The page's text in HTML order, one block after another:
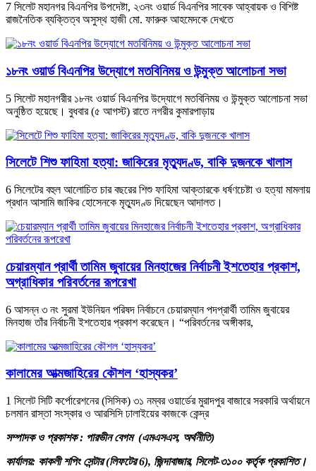
7 সিলেট মহানগর বিএনপির উপদেষ্টা, ২৩নং ওয়ার্ড বিএনপির সাবেক আহ্বায়ক ও বিশিষ্ট
রাজনৈতিক ব্যক্তিত্ব অসুস্থ হাজী মো. ফারুক আহমেদকে দেখতে
১৮নং ওয়ার্ড বিএনপির উদ্যোগে মতবিনিময় ও উন্মুক্ত আলোচনা সভা
5 সিলেট মহানগরীর ১৮নং ওয়ার্ড বিএনপির উদ্যোগে মতবিনিময় ও উন্মুক্ত আলোচনা সভা
অনুষ্ঠিত হয়েছে। বুধবার (৫ আগস্ট) রাতে নগরীর কুমারপাড়ায়
সিলেটে শিশু ফাহিমা হত্যা: জাকিরের মৃত্যুদণ্ড, বাকি দুজনকে খালাস
6 সিলেটের বহুল আলোচিত চার বছরের শিশু ফাহিমা আক্তারকে ধর্ষণচেষ্টা ও হত্যা মামলায়
প্রধান আসামি জাকির হোসেনকে মৃত্যুদণ্ড দিয়েছেন আদালত।
চেয়ারম্যান প্রার্থী তামিম জুবায়ের মিনহাজের নির্বাচনী ইশতেহার প্রকাশ,
অগ্রাধিকার পরিবর্তনের রূপরেখা
6 আসন্ন ৩ নং সুরমা ইউনিয়ন পরিষদ নির্বাচনে চেয়ারম্যান পদপ্রার্থী তামিম জুবায়ের
মিনহাজ তাঁর নির্বাচনী ইশতেহার প্রকাশ করেছেন। “পরিবর্তনের অঙ্গীকার,
কালামের আত্মজাহিরের কৌশল ‘হাস্যকর’
1 সিলেট সিটি কর্পোরেশনের (সিসিক) ৩১ নম্বর ওয়ার্ডের মুরাদপুর বাজারে সরকারি অর্থায়নে
চলমান রাস্তা সংস্কার ও আরসিসি ঢালাইয়ের কাজকে কেন্দ্র
সম্পাদক ও প্রকাশক : পারভীন বেগম (এমএসএস, অর্থনীতি)
কার্যালয়: কাকলী শপিং সেন্টার (লিফটের 6), জিন্দাবাজার, সিলেট-৩১০০ কর্তৃক প্রকাশিত।